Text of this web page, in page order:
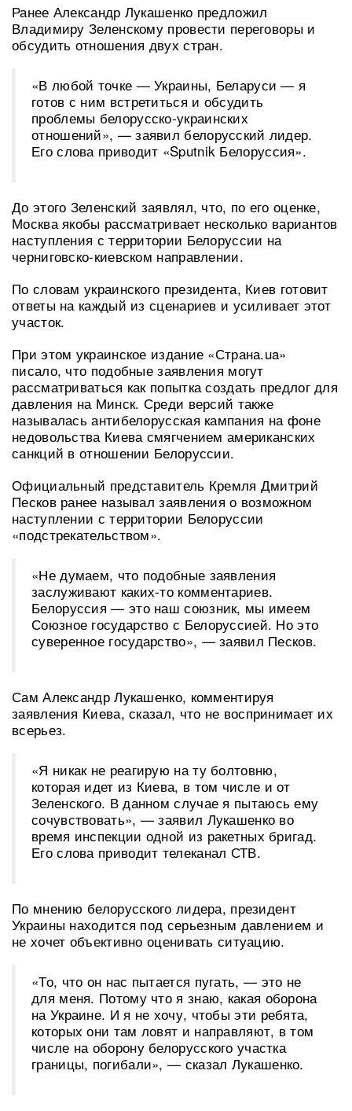
Ранее Александр Лукашенко предложил
Владимиру Зеленскому провести переговоры и
обсудить отношения двух стран.
«В любой точке — Украины, Беларуси — я
готов с ним встретиться и обсудить
проблемы белорусско-украинских
отношений», — заявил белорусский лидер.
Его слова приводит «Sputnik Белоруссия».
До этого Зеленский заявлял, что, по его оценке,
Москва якобы рассматривает несколько вариантов
наступления с территории Белоруссии на
черниговско-киевском направлении.
По словам украинского президента, Киев готовит
ответы на каждый из сценариев и усиливает этот
участок.
При этом украинское издание «Страна.ua»
писало, что подобные заявления могут
рассматриваться как попытка создать предлог для
давления на Минск. Среди версий также
называлась антибелорусская кампания на фоне
недовольства Киева смягчением американских
санкций в отношении Белоруссии.
Официальный представитель Кремля Дмитрий
Песков ранее называл заявления о возможном
наступлении с территории Белоруссии
«подстрекательством».
«Не думаем, что подобные заявления
заслуживают каких-то комментариев.
Белоруссия — это наш союзник, мы имеем
Союзное государство с Белоруссией. Но это
суверенное государство», — заявил Песков.
Сам Александр Лукашенко, комментируя
заявления Киева, сказал, что не воспринимает их
всерьез.
«Я никак не реагирую на ту болтовню,
которая идет из Киева, в том числе и от
Зеленского. В данном случае я пытаюсь ему
сочувствовать», — заявил Лукашенко во
время инспекции одной из ракетных бригад.
Его слова приводит телеканал СТВ.
По мнению белорусского лидера, президент
Украины находится под серьезным давлением и
не хочет объективно оценивать ситуацию.
«То, что он нас пытается пугать, — это не
для меня. Потому что я знаю, какая оборона
на Украине. И я не хочу, чтобы эти ребята,
которых они там ловят и направляют, в том
числе на оборону белорусского участка
границы, погибали», — сказал Лукашенко.